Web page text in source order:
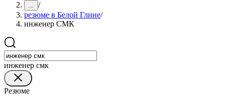
... /
резюме в Белой Глине/
инженер СМК
инженер смк
Резюме